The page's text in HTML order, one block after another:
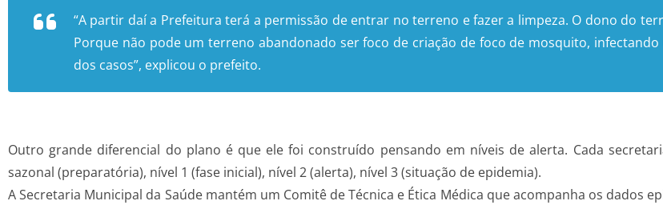
“A partir daí a Prefeitura terá a permissão de entrar no terreno e fazer a limpeza. O dono do
Porque não pode um terreno abandonado ser foco de criação de foco de mosquito,
dos casos”, explicou o prefeito.
Outro grande diferencial do plano é que ele foi construído pensando em níveis de alerta. Cada
sazonal (preparatória), nível 1 (fase inicial), nível 2 (alerta), nível 3 (situação de epidemia).
A Secretaria Municipal da Saúde mantém um Comitê de Técnica e Ética Médica que acompanha os dados